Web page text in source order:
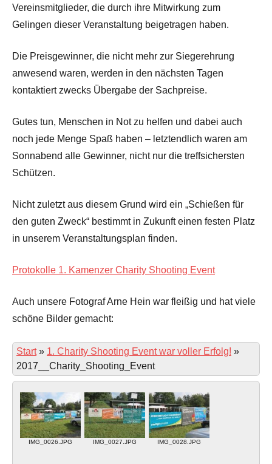
Vereinsmitglieder, die durch ihre Mitwirkung zum
Gelingen dieser Veranstaltung beigetragen haben.
Die Preisgewinner, die nicht mehr zur Siegerehrung
anwesend waren, werden in den nächsten Tagen
kontaktiert zwecks Übergabe der Sachpreise.
Gutes tun, Menschen in Not zu helfen und dabei auch
noch jede Menge Spaß haben – letztendlich waren am
Sonnabend alle Gewinner, nicht nur die treffsichersten
Schützen.
Nicht zuletzt aus diesem Grund wird ein „Schießen für
den guten Zweck“ bestimmt in Zukunft einen festen Platz
in unserem Veranstaltungsplan finden.
Protokolle 1. Kamenzer Charity Shooting Event
Auch unsere Fotograf Arne Hein war fleißig und hat viele
schöne Bilder gemacht:
Start» 1. Charity Shooting Event war voller Erfolg! »
2017__Charity_Shooting_Event
IMG_0026.JPG IMG_0027.JPG IMG_0028.JPG